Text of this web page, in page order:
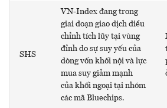
SHS
VN-Index đang trong
giai đoạn giao dịch điều
chỉnh tích lũy tại vùng
đỉnh do sự suy yếu của
dòng vốn khối nội và lực
mua suy giảm mạnh
của khối ngoại tại nhóm
các mã Bluechips.